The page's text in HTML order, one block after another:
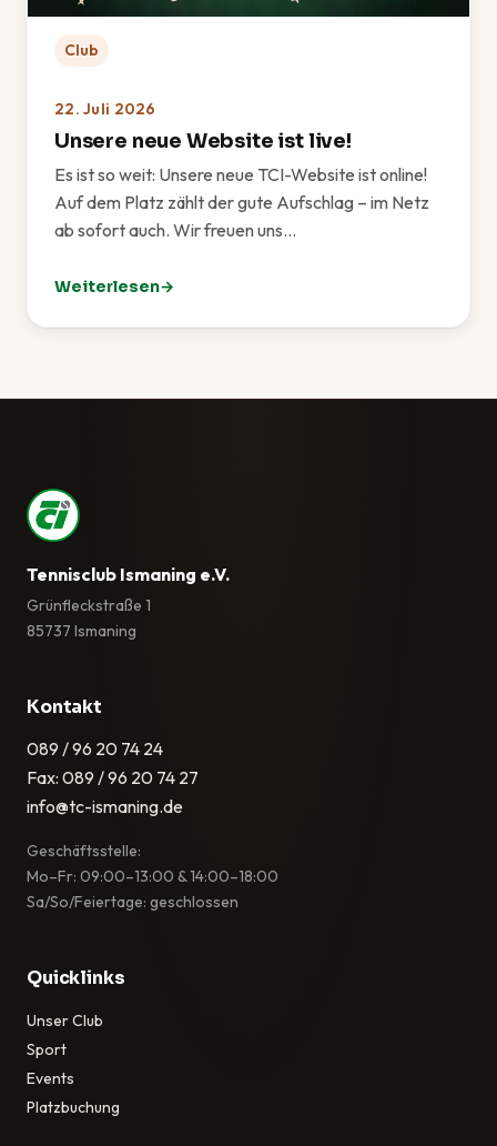
Club
22. Juli 2026
Unsere neue Website ist live!
Es ist so weit: Unsere neue TCI-Website ist online!
Auf dem Platz zählt der gute Aufschlag – im Netz
ab sofort auch. Wir freuen uns…
Weiterlesen
: Unsere neue Website ist live!
Tennisclub Ismaning e.V.
Grünfleckstraße 1
85737 Ismaning
Kontakt
089 / 96 20 74 24
Fax: 089 / 96 20 74 27
info@tc-ismaning.de
Geschäftsstelle:
Mo–Fr: 09:00–13:00 & 14:00–18:00
Sa/So/Feiertage: geschlossen
Quicklinks
Unser Club
Sport
Events
Platzbuchung